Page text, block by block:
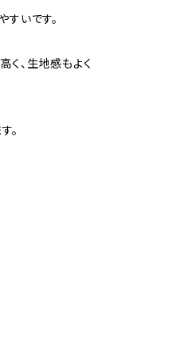
いです。
、生地感もよく
。